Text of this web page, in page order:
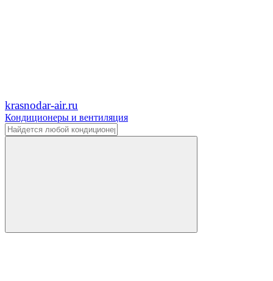
krasnodar-air.ru
Кондиционеры и вентиляция